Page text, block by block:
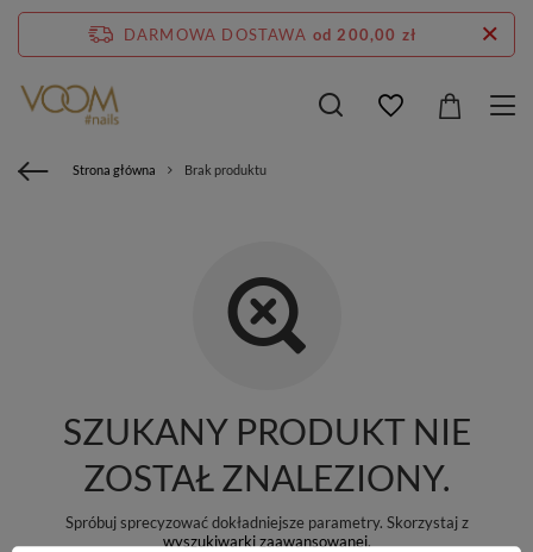
DARMOWA DOSTAWA od 200,00 zł
Strona główna Brak produktu
SZUKANY PRODUKT NIE
ZOSTAŁ ZNALEZIONY.
Spróbuj sprecyzować dokładniejsze parametry. Skorzystaj z
wyszukiwarki zaawansowanej.